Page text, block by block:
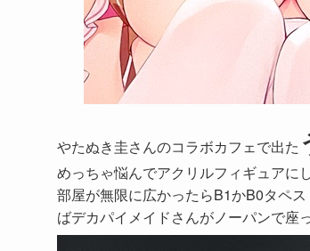
やたぬき圭さんのコラボカフェで出た
めっちゃ悩んでアクリルフィギュアに
部屋が無限に広かったらB1かB0タペ
ばデカパイメイドさんがノーパンで座